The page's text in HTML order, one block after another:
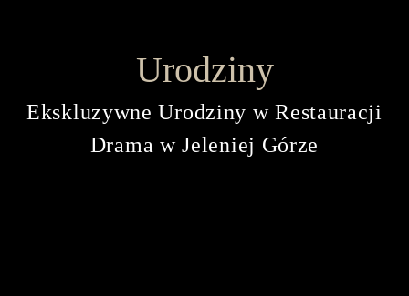
Urodziny
Ekskluzywne Urodziny w Restauracji
Drama w Jeleniej Górze